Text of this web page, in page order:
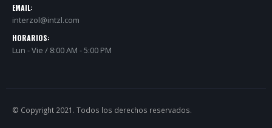
EMAIL:
interzol@intzl.com
HORARIOS:
Lun - Vie / 8:00 AM - 5:00 PM
© Copyright 2021. Todos los derechos reservados.